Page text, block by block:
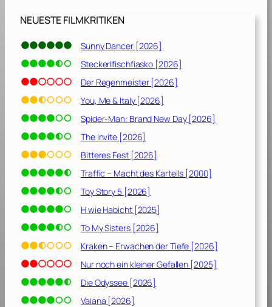
e
2
2
6
]
NEUESTE FILMKRITIKEN
Sunny Dancer [2026]
Steckerlfischfiasko [2026]
Der Regenmeister [2026]
You, Me & Italy [2026]
Spider-Man: Brand New Day [2026]
The Invite [2026]
Bitteres Fest [2026]
Traffic – Macht des Kartells [2000]
Toy Story 5 [2026]
H wie Habicht [2025]
To My Sisters [2026]
Kraken – Erwachen der Tiefe [2026]
Nur noch ein kleiner Gefallen [2025]
Die Odyssee [2026]
Vaiana [2026]